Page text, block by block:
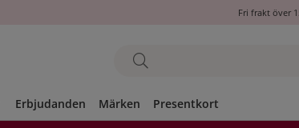
Fri frakt över
Erbjudanden Märken Presentkort